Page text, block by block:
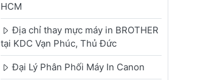
HCM
Địa chỉ thay mực máy in BROTHER
tại KDC Vạn Phúc, Thủ Đức
Đại Lý Phân Phối Máy In Canon